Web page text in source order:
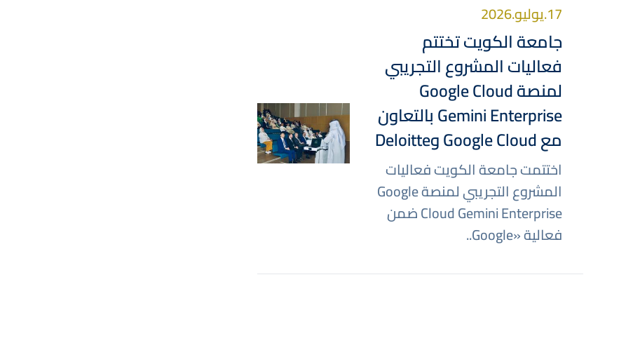
17.يوليو.2026
جامعة الكويت تختتم
فعاليات المشروع التجريبي
لمنصة Google Cloud
Gemini Enterprise بالتعاون
مع Google Cloud وDeloitte
اختتمت جامعة الكويت فعاليات
المشروع التجريبي لمنصة Google
Cloud Gemini Enterprise ضمن
فعالية «Google..
صورة